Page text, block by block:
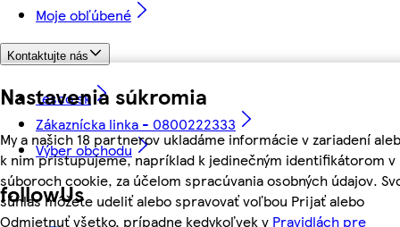
Nastavenia súkromia
My a našich 18 partnerov ukladáme informácie v zariadení
k nim pristupujeme, napríklad k jedinečným identifikátorom v
súboroch cookie, za účelom spracúvania osobných údajov.
súhlas môžete udeliť alebo spravovať voľbou Prijať alebo
Odmietnuť všetko, prípadne kedykoľvek v Pravidlách pre
Moje obľúbené
Kontaktujte nás
Tesco.sk
Zákaznícka linka - 0800222333
Výber obchodu
followUs